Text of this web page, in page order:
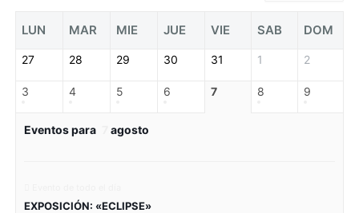
LUN MAR MIE JUE VIE SAB DOM
27 28 29 30 31 1 2
3 4 5 6 7 8 9
Eventos para agosto
EXPOSICIÓN: «ECLIPSE»